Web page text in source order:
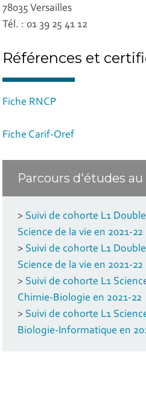
78035 Versailles
Tél. : 01 39 25 41 12
Références et
Fiche RNCP
Fiche Carif-Oref
Parcours d'études au
> Suivi de cohorte L1
Science de la vie en 2021-22
> Suivi de cohorte L1
Science de la vie en 2021-22
> Suivi de cohorte L1
Chimie-Biologie en 2021-22
> Suivi de cohorte L1
Biologie-Informatique en